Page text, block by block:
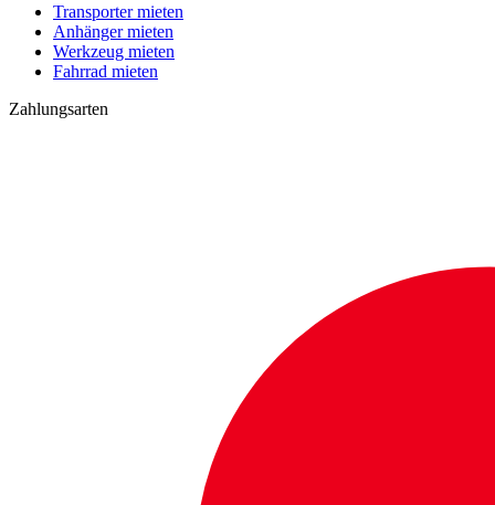
Transporter mieten
Anhänger mieten
Werkzeug mieten
Fahrrad mieten
Zahlungsarten